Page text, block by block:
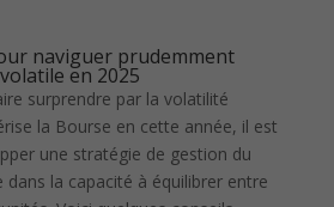
naviguer prudemment
en 2025
surprendre par la volatilité
la Bourse en cette année, il est
une stratégie de gestion du
dans la capacité à équilibrer entre